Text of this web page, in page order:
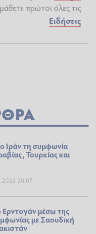
πρώτοι όλες τις
Ειδήσεις
Ιράν τη συμφωνία
Τουρκίας και
20:07
Ερντογάν μέσω της
με Σαουδική